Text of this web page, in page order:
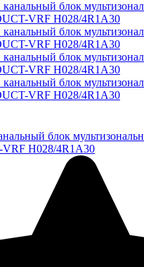
блок
VRF H028/4R1A30